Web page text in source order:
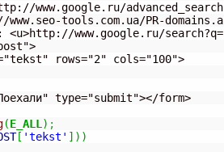
www.google.ru/
tools.com.ua/PR-
www.google.ru/
rows="2" cols="100">
(E_ALL ) ;
[ 'tekst' ] ) )